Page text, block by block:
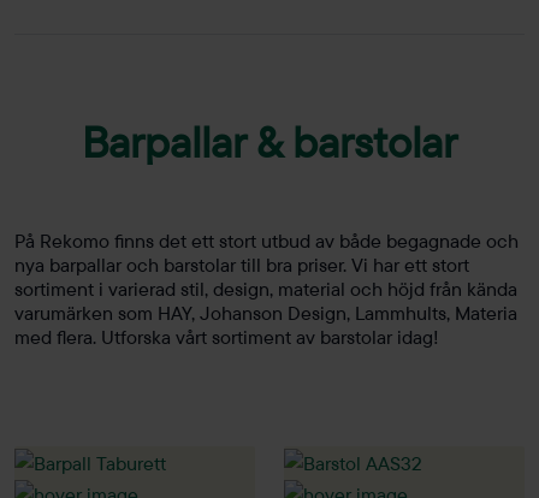
Barpallar & barstolar
På Rekomo finns det ett stort utbud av både begagnade och
nya barpallar och barstolar till bra priser. Vi har ett stort
sortiment i varierad stil, design, material och höjd från kända
varumärken som HAY, Johanson Design, Lammhults, Materia
med flera. Utforska vårt sortiment av barstolar idag!